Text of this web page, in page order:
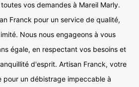
vos demandes à Mareil Marly.
Franck pour un service de qualité,
Nous nous engageons à vous
égale, en respectant vos besoins et
d'esprit. Artisan Franck, votre
pour un débistrage impeccable à